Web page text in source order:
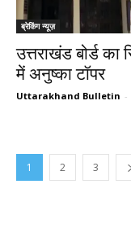
ब्रेकिंग न्यूज़
उत्तराखंड बोर्ड
में अनुष्का टॉपर
Uttarakhand Bulletin -
1 2 3